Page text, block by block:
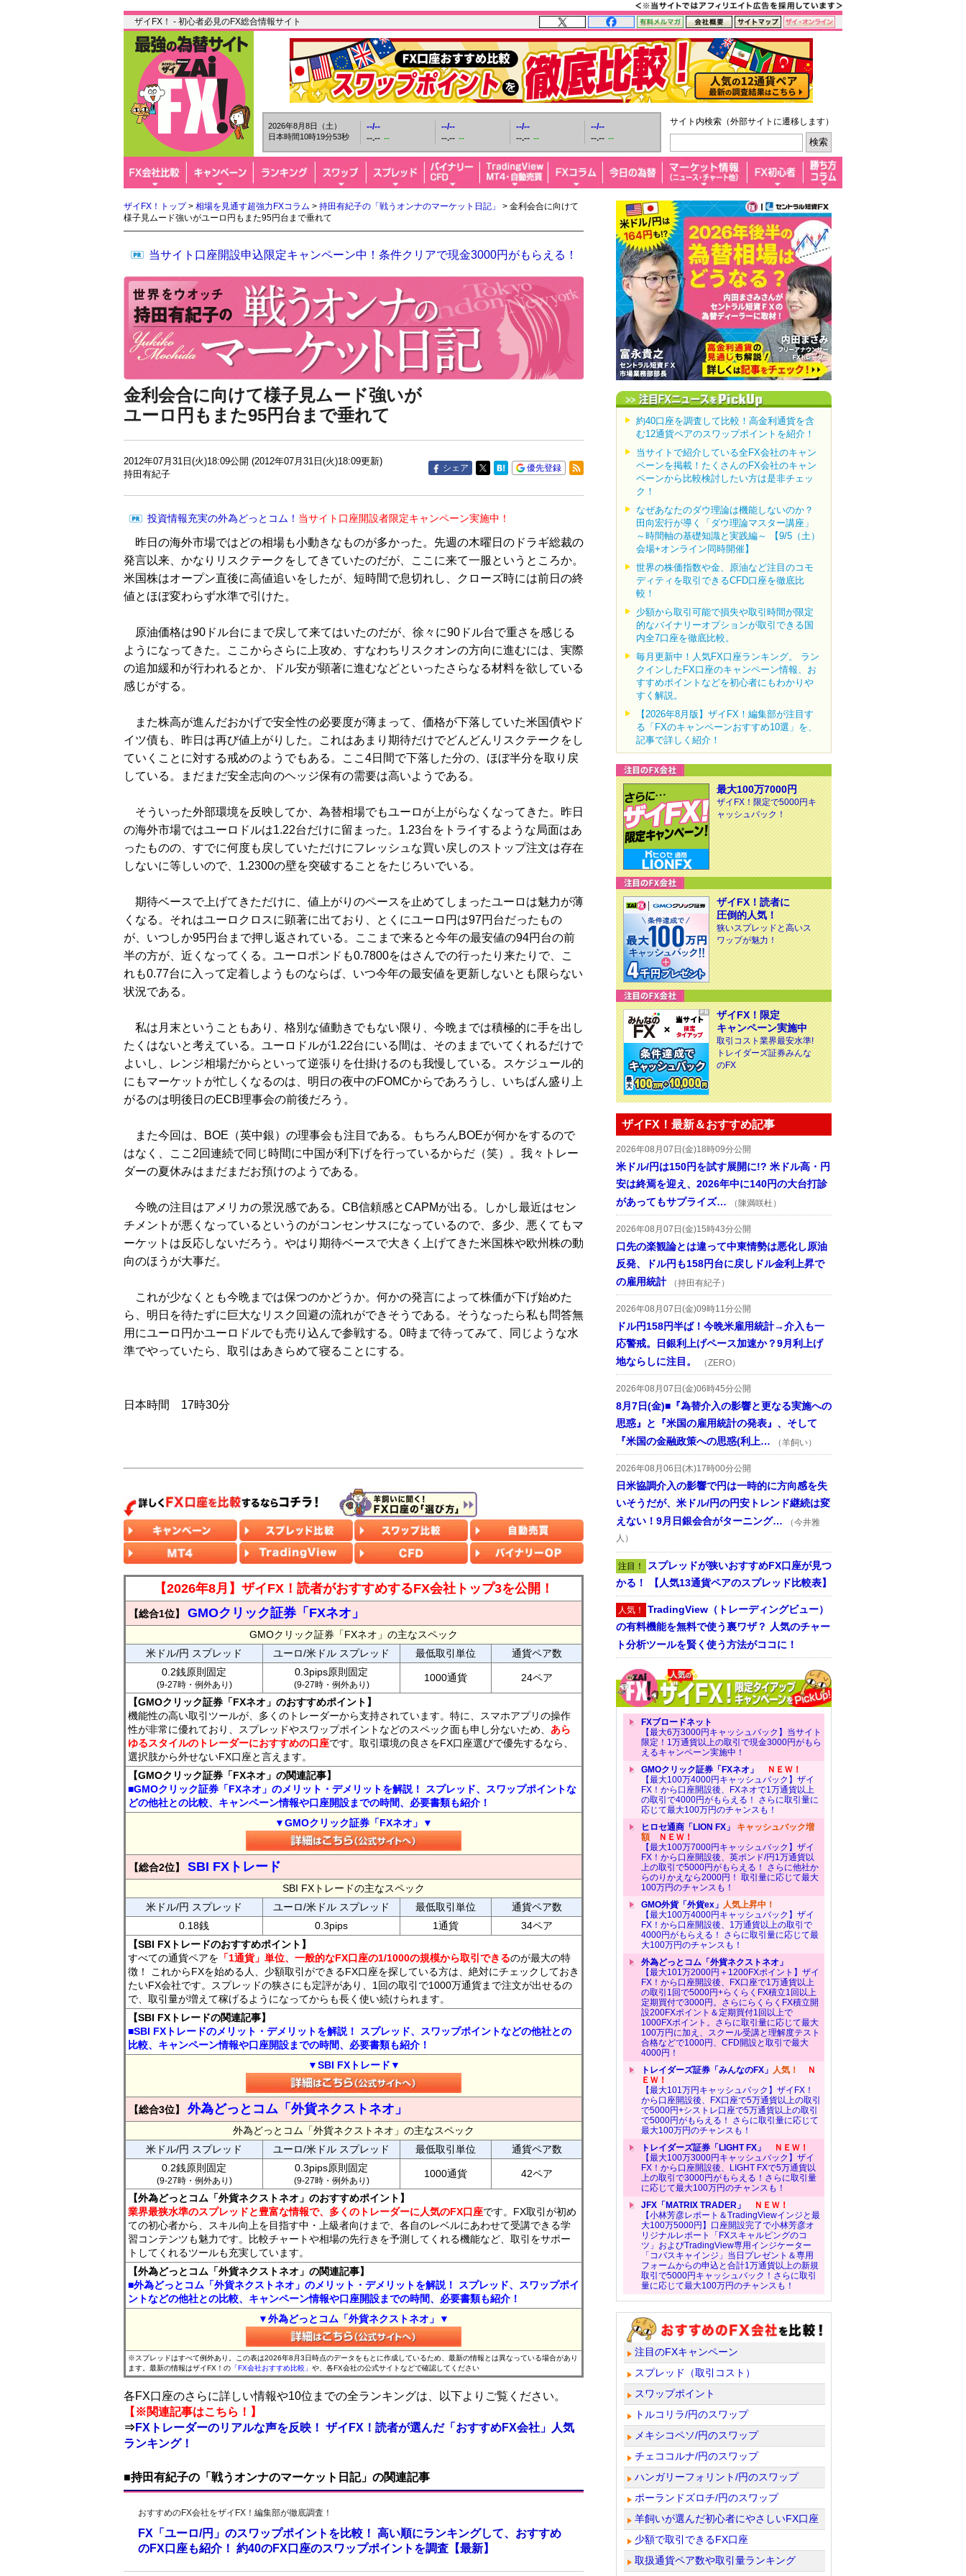
ザイFX！ - 初心者必見のFX総合情報サイト
2026年8月8日（土）
日本時間10時19分54秒
--/--
--.-- --
--/--
--.-- --
--/--
--.-- --
--/--
--.-- --
サイト内検索（外部サイトに遷移します）
ザイFX！トップ> 相場を見通す超強力FXコラム > 持田有紀子の「戦うオンナのマーケット日記」
> 金利会合に向けて
様子見ムード強いがユーロ円もまた95円台まで垂れて
当サイト口座開設申込限定キャンペーン中！条件クリアで現金3000円がもらえる！
金利会合に向けて様子見ムード強いが
ユーロ円もまた95円台まで垂れて
2012年07月31日(火)18:09公開 (2012年07月31日(火)18:09更新)
持田有紀子
シェア 優先登録
投資情報充実の外為どっとコム！ 当サイト口座開設者限定キャンペーン実施中！
昨日の海外市場ではどの相場も小動きなものが多かった。先週の木曜日のドラギ総裁の
発言以来、かなりリスクテークをしてきていたのだが、ここに来て一服というところか。
米国株はオープン直後に高値追いをしたが、短時間で息切れし、クローズ時には前日の終
値とほぼ変わらず水準で引けた。
原油価格は90ドル台にまで戻して来てはいたのだが、徐々に90ドル台で重さを感じる
ようになってきた。ここからさらに上攻め、すなわちリスクオンの方向に進むには、実際
の追加緩和が行われるとか、ドル安が顕著に進むなどといったさらなる材料を欲している
感じがする。
また株高が進んだおかげで安全性の必要度が薄まって、価格が下落していた米国債やド
イツ債も、昨日は再び値上がりした。これはあまり期待だけでどんどんリスクテークをし
ていくことに対する戒めのようでもある。ここ4日間で下落した分の、ほぼ半分を取り戻
している。まだまだ安全志向のヘッジ保有の需要は高いようである。
そういった外部環境を反映してか、為替相場でもユーロが上がらなくなってきた。昨日
の海外市場ではユーロドルは1.22台だけに留まった。1.23台をトライするような局面はあ
ったものの、すでに何度も戻していただけにフレッシュな買い戻しのストップ注文は存在
しないに等しいので、1.2300の壁を突破することをたじろいでいる。
期待ベースで上げてきただけに、値上がりのペースを止めてしまったユーロは魅力が薄
くなる。それはユーロクロスに顕著に出ており、とくにユーロ円は97円台だったもの
が、いつしか95円台まで押し返されている。ここまで来ると今年の最安値の94円台の前
半の方が、近くなってくる。ユーロポンドも0.7800をはさんでの行ったり来たりで、こ
れも0.77台に入って定着しようものならば、いつ今年の最安値を更新しないとも限らない
状況である。
私は月末ということもあり、格別な値動きでもない限り、今晩までは積極的に手を出し
たくはないと考えている。ユーロドルが1.22台にいる間は、そのままでいてくれるだけで
よいし、レンジ相場だからといって逆張りを仕掛けるのも我慢している。スケジュール的
にもマーケットが忙しくなるのは、明日の夜中のFOMCからであろうし、いちばん盛り上
がるのは明後日のECB理事会の前後だろう。
また今回は、BOE（英中銀）の理事会も注目である。もちろんBOEが何かをするので
はなく、ここ2回連続で同じ時間に中国が利下げを行っているからだ（笑）。我々トレー
ダーの夏休みはまだまだお預けのようである。
今晩の注目はアメリカの景況感である。CB信頼感とCAPMが出る。しかし最近はセン
チメントが悪くなっているというのがコンセンサスになっているので、多少、悪くてもマ
ーケットは反応しないだろう。やはり期待ベースで大きく上げてきた米国株や欧州株の動
向のほうが大事だ。
これが少なくとも今晩までは保つのかどうか。何かの発言によって株価が下げ始めた
ら、明日を待たずに巨大なリスク回避の流れができそうである。そうなったら私も問答無
用にユーロ円かユーロドルでも売り込んで参戦する。0時まで待ってみて、同じような水
準でやっていたら、取引はあきらめて寝ることにする。
日本時間 17時30分
【2026年8月】ザイFX！読者がおすすめするFX会社トップ3を公開！
【総合1位】 GMOクリック証券「FXネオ」
GMOクリック証券「FXネオ」の主なスペック
米ドル/円 スプレッド
ユーロ/米ドル スプレッド 最低取引単位
通貨ペア数
0.2銭原則固定
(9-27時・例外あり)
0.3pips原則固定
(9-27時・例外あり)
1000通貨 24ペア
【GMOクリック証券「FXネオ」のおすすめポイント】
機能性の高い取引ツールが、多くのトレーダーから支持されています。特に、スマホアプリの操作
性が非常に優れており、スプレッドやスワップポイントなどのスペック面も申し分ないため、 あら
ゆるスタイルのトレーダーにおすすめの口座です。取引環境の良さをFX口座選びで優先するなら、
選択肢から外せないFX口座と言えます。
【GMOクリック証券「FXネオ」の関連記事】
■GMOクリック証券「FXネオ」のメリット・デメリットを解説！ スプレッド、スワップポイントな
どの他社との比較、キャンペーン情報や口座開設までの時間、必要書類も紹介！
▼GMOクリック証券「FXネオ」▼
【総合2位】 SBI FXトレード
SBI FXトレードの主なスペック
米ドル/円 スプレッド
ユーロ/米ドル スプレッド 最低取引単位
通貨ペア数
0.18銭
0.3pips 1通貨
34ペア
【SBI FXトレードのおすすめポイント】
すべての通貨ペアを 「1通貨」単位、一般的なFX口座の1/1000の規模から取引できるのが最大の特
徴！ これからFXを始める人、少額取引ができるFX口座を探している方は、絶対にチェックしておき
たいFX会社です。スプレッドの狭さにも定評があり、1回の取引で1000万通貨まで注文が出せるの
で、取引量が増えて稼げるようになってからも長く使い続けられます。
【SBI FXトレードの関連記事】
■SBI FXトレードのメリット・デメリットを解説！ スプレッド、スワップポイントなどの他社との
比較、キャンペーン情報や口座開設までの時間、必要書類も紹介！
▼SBI FXトレード▼
【総合3位】 外為どっとコム「外貨ネクストネオ」
外為どっとコム「外貨ネクストネオ」の主なスペック
米ドル/円 スプレッド
ユーロ/米ドル スプレッド 最低取引単位
通貨ペア数
0.2銭原則固定
(9-27時・例外あり)
0.3pips原則固定
(9-27時・例外あり)
1000通貨 42ペア
【外為どっとコム「外貨ネクストネオ」のおすすめポイント】
業界最狭水準のスプレッドと豊富な情報で、多くのトレーダーに人気のFX口座です。FX取引が初め
ての初心者から、スキル向上を目指す中・上級者向けまで、各自のレベルにあわせて受講できる学
習コンテンツも魅力です。比較チャートや相場の先行きを予測してくれる機能など、取引をサポー
トしてくれるツールも充実しています。
【外為どっとコム「外貨ネクストネオ」の関連記事】
■外為どっとコム「外貨ネクストネオ」のメリット・デメリットを解説！ スプレッド、スワップポイ
ントなどの他社との比較、キャンペーン情報や口座開設までの時間、必要書類も紹介！
▼外為どっとコム「外貨ネクストネオ」▼
※スプレッドはすべて例外あり。この表は2026年8月3日時点のデータをもとに作成しているため、最新の情報とは異なっている場合があり
ます。最新の情報はザイFX！の 「FX会社おすすめ比較」 や、各FX会社の公式サイトなどで確認してください
各FX口座のさらに詳しい情報や10位までの全ランキングは、以下よりご覧ください。
【※関連記事はこちら！】
⇒FXトレーダーのリアルな声を反映！ ザイFX！読者が選んだ「おすすめFX会社」人気
ランキング！
■持田有紀子の「戦うオンナのマーケット日記」の関連記事
おすすめのFX会社をザイFX！編集部が徹底調査！
FX「ユーロ/円」のスワップポイントを比較！ 高い順にランキングして、おすすめ
のFX口座も紹介！ 約40のFX口座のスワップポイントを調査【最新】
約40口座を調査して比較！高金利通貨を含
む12通貨ペアのスワップポイントを紹介！
当サイトで紹介している全FX会社のキャン
ペーンを掲載！たくさんのFX会社のキャン
ペーンから比較検討したい方は是非チェッ
ク！
なぜあなたのダウ理論は機能しないのか？
田向宏行が導く「ダウ理論マスター講座」
～時間軸の基礎知識と実践編～ 【9/5（土）
会場+オンライン同時開催】
世界の株価指数や金、原油など注目のコモ
ディティを取引できるCFD口座を徹底比
較！
少額から取引可能で損失や取引時間が限定
的なバイナリーオプションが取引できる国
内全7口座を徹底比較。
毎月更新中！人気FX口座ランキング。 ラン
クインしたFX口座のキャンペーン情報、お
すすめポイントなどを初心者にもわかりや
すく解説。
【2026年8月版】ザイFX！編集部が注目す
る「FXのキャンペーンおすすめ10選」を、
記事で詳しく紹介！
最大100万7000円
ザイFX！限定で5000円キ
ャッシュバック！
ザイFX！読者に
圧倒的人気！
狭いスプレッドと高いス
ワップが魅力！
ザイFX！限定
キャンペーン実施中
取引コスト業界最安水準!
トレイダーズ証券みんな
のFX
ザイFX！最新＆おすすめ記事
2026年08月07日(金)18時09分公開
米ドル/円は150円を試す展開に!? 米ドル高・円
安は終焉を迎え、2026年中に140円の大台打診
があってもサプライズ…
（陳満咲杜）
2026年08月07日(金)15時43分公開
口先の楽観論とは違って中東情勢は悪化し原油
反発、ドル円も158円台に戻しドル金利上昇で
の雇用統計
（持田有紀子）
2026年08月07日(金)09時11分公開
ドル円158円半ば！今晩米雇用統計→介入も一
応警戒。日銀利上げペース加速か？9月利上げ
地ならしに注目。
（ZERO）
2026年08月07日(金)06時45分公開
8月7日(金)■『為替介入の影響と更なる実施への
思惑』と『米国の雇用統計の発表』、そして
『米国の金融政策への思惑(利上…
（羊飼い）
2026年08月06日(木)17時00分公開
日米協調介入の影響で円は一時的に方向感を失
いそうだが、米ドル/円の円安トレンド継続は変
えない！9月日銀会合がターニング…
（今井雅
人）
注目！ スプレッドが狭いおすすめFX口座が見つ
かる！ 【人気13通貨ペアのスプレッド比較表】
人気！ TradingView（トレーディングビュー）
の有料機能を無料で使う裏ワザ？ 人気のチャー
ト分析ツールを賢く使う方法がココに！
FXブロードネット
【最大6万3000円キャッシュバック】当サイト
限定！1万通貨以上の取引で現金3000円がもら
えるキャンペーン実施中！
GMOクリック証券「FXネオ」
ＮＥＷ！
【最大100万4000円キャッシュバック】ザイ
FX！から口座開設後、FXネオで1万通貨以上
の取引で4000円がもらえる！ さらに取引量に
応じて最大100万円のチャンスも！
ヒロセ通商「LION FX」 キャッシュバック増
額ＮＥＷ！
【最大100万7000円キャッシュバック】ザイ
FX！から口座開設後、英ポンド/円1万通貨以
上の取引で5000円がもらえる！ さらに他社か
らのりかえなら2000円！ 取引量に応じて最大
100万円のチャンスも！
GMO外貨「外貨ex」 人気上昇中！
【最大100万4000円キャッシュバック】ザイ
FX！から口座開設後、1万通貨以上の取引で
4000円がもらえる！ さらに取引量に応じて最
大100万円のチャンスも！
外為どっとコム「外貨ネクストネオ」
【最大101万2000円＋1200FXポイント】ザイ
FX！から口座開設後、FX口座で1万通貨以上
の取引1回で5000円+らくらくFX積立1回以上
定期買付で3000円。さらにらくらくFX積立開
設200FXポイント＆定期買付1回以上で
1000FXポイント。さらに取引量に応じて最大
100万円に加え、スクール受講と理解度テスト
合格などで1000円、CFD開設と取引で最大
4000円！
トレイダーズ証券「みんなのFX」 人気！
Ｎ
ＥＷ！
【最大101万円キャッシュバック】ザイFX！
から口座開設後、FX口座で5万通貨以上の取引
で5000円+シストレ口座で5万通貨以上の取引
で5000円がもらえる！ さらに取引量に応じて
最大100万円のチャンスも！
トレイダーズ証券「LIGHT FX」
ＮＥＷ！
【最大100万3000円キャッシュバック】ザイ
FX！から口座開設後、LIGHT FXで5万通貨以
上の取引で3000円がもらえる！さらに取引量
に応じて最大100万円のチャンスも！
JFX「MATRIX TRADER」
ＮＥＷ！
【小林芳彦レポート＆TradingViewインジと最
大100万5000円】口座開設完了で小林芳彦オ
リジナルレポート「FXスキャルピングのコ
ツ」およびTradingView専用インジケーター
「コバスキャインジ」当日プレゼント＆専用
フォームからの申込と合計1万通貨以上の新規
取引で5000円キャッシュバック！さらに取引
量に応じて最大100万円のチャンスも！
注目のFXキャンペーン
スプレッド（取引コスト）
スワップポイント
トルコリラ/円のスワップ
メキシコペソ/円のスワップ
チェココルナ/円のスワップ
ハンガリーフォリント/円のスワップ
ポーランドズロチ/円のスワップ
羊飼いが選んだ初心者にやさしいFX口座
少額で取引できるFX口座
取扱通貨ペア数や取引量ランキング